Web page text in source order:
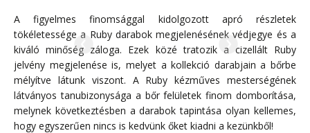
A figyelmes finomsággal kidolgozott apró részletek
tökéletessége a Ruby darabok megjelenésének védjegye és a
kiváló minőség záloga. Ezek közé tratozik a cizellált Ruby
jelvény megjelenése is, melyet a kollekció darabjain a bőrbe
mélyítve látunk viszont. A Ruby kézműves mesterségének
látványos tanubizonysága a bőr felületek finom domborítása,
melynek következtésben a darabok tapintása olyan kellemes,
hogy egyszerűen nincs is kedvünk őket kiadni a kezünkből!